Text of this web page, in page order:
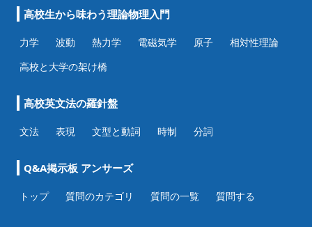
高校生から味わう理論物理入門
力学 波動 熱力学 電磁気学 原子
相対性理論
高校と大学の架け橋
高校英文法の羅針盤
文法 表現 文型と動詞 時制 分詞
Q&A掲示板 アンサーズ
トップ 質問のカテゴリ 質問の一覧 質問する